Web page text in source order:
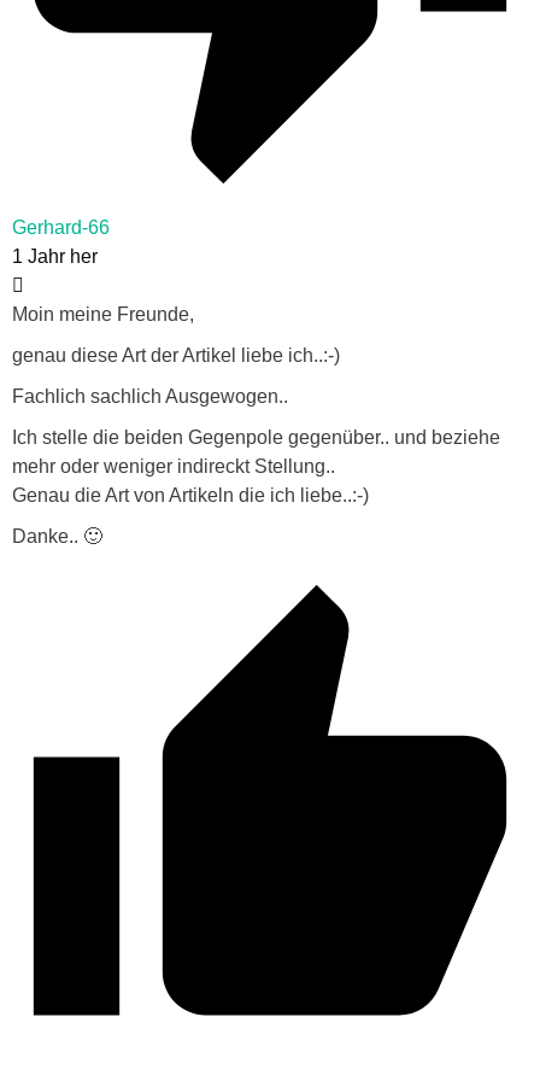
Gerhard-66
1 Jahr her
Moin meine Freunde,
genau diese Art der Artikel liebe ich..:-)
Fachlich sachlich Ausgewogen..
Ich stelle die beiden Gegenpole gegenüber.. und beziehe
mehr oder weniger indireckt Stellung..
Genau die Art von Artikeln die ich liebe..:-)
Danke.. 🙂